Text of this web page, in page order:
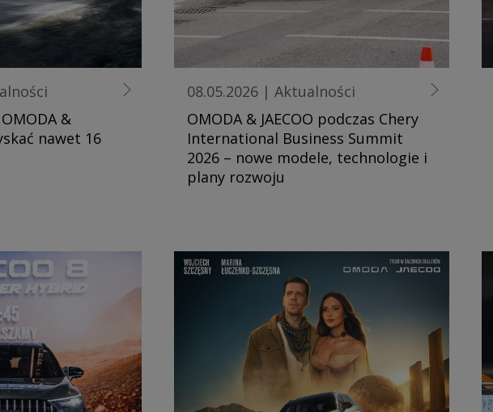
&
nawet 16
08.05.2026 | Aktualności
OMODA & JAECOO podczas Chery
International Business Summit
2026 – nowe modele, technologie i
plany rozwoju